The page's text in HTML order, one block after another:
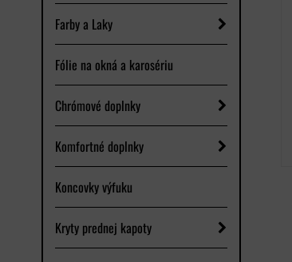
Farby a Laky
Fólie na okná a karosériu
Chrómové doplnky
Komfortné doplnky
Koncovky výfuku
Kryty prednej kapoty